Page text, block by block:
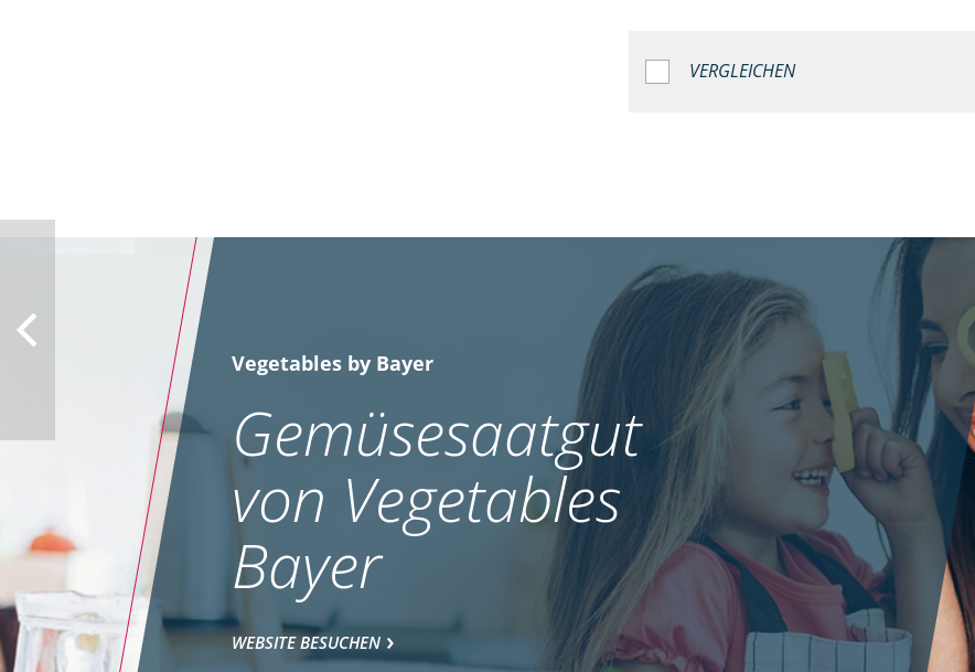
VERGLEICHEN
Vegetables by Bayer
Gemüsesaatgut
von Vegetables
Bayer
WEBSITE BESUCHEN